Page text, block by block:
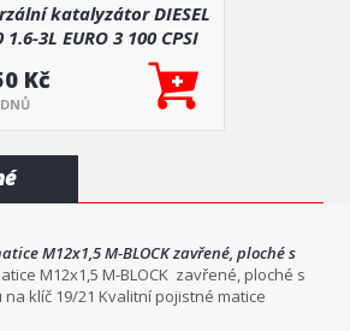
katalyzátor DIESEL
1.6-3L EURO 3 100 CPSI
Kč
M12x1,5 M-BLOCK zavřené, ploché s
klíč 19/21
M12x1,5 M-BLOCK zavřené, ploché s
klíč 19/21 Kvalitní pojistné matice